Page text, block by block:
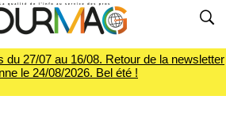
du 27/07 au 16/08. Retour de la newsletter
le 24/08/2026. Bel été !